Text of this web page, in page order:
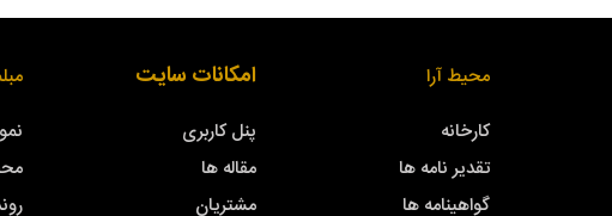
محیط آرا
کارخانه
تقدیر نامه ها
گواهینامه ها
امکانات سایت
پنل کاربری
مقاله ها
مشتریان